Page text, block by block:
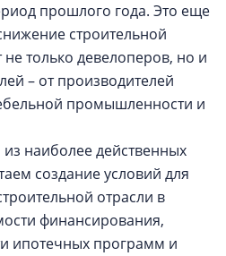
прошлого года. Это еще
строительной
не только девелоперов, но и
– от производителей
промышленности и
наиболее действенных
создание условий для
отрасли в
финансирования,
ипотечных программ и